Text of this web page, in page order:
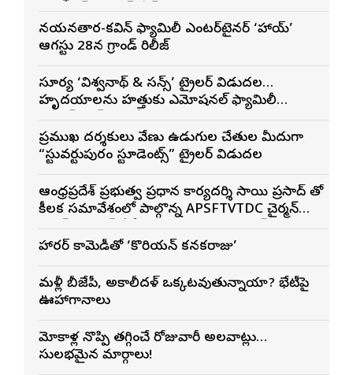
నయనతార-కవిన్ ఫ్యామిలీ ఎంటర్‌టైనర్ ‘హాయ్’
ఆగస్టు 28న గ్రాండ్ రిలీజ్
సూర్య ‘విశ్వనాథ్ & సన్స్’ ట్రైలర్ విడుదల…
హృదయాలను హత్తుకునే ఎమోషనల్ ఫ్యామిలీ
ప్రముఖ దర్శకులు వేణు ఉడుగుల చేతుల మీదుగా
“స్టువర్టుపురం స్టూడెంట్స్” ట్రైలర్ విడుదల
ఆంధ్రప్రదేశ్ ప్రభుత్వ ప్రధాన కార్యదర్శి సాయి ప్రసాద్ తో
కీలక సమావేశంలో పాల్గొన్న APSFTVTDC చైర్మన్
శాఖల అధికారులు
హారర్ కామెడీతో ‘కొరియన్ కనకరాజు’
మళ్లీ బీజేపీ, అకాలీదళ్ ఒక్కటవుతున్నాయా? భేటీపై
ఊహాగానాలు
మోకాళ్ల నొప్పి తగ్గించే రోజువారీ అలవాట్లు…
సులభమైన మార్గాలు!